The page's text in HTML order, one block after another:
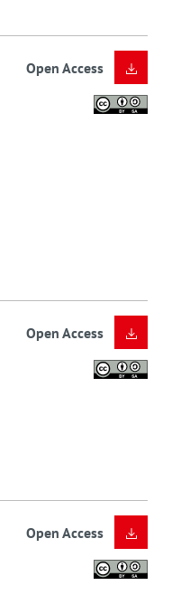
Open Access
Open Access
Open Access